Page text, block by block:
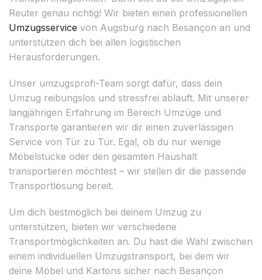
Reuter genau richtig! Wir bieten einen professionellen
Umzugsservice von Augsburg nach Besançon an und
unterstützen dich bei allen logistischen
Herausforderungen.
Unser umzugsprofi-Team sorgt dafür, dass dein
Umzug reibungslos und stressfrei abläuft. Mit unserer
langjährigen Erfahrung im Bereich Umzüge und
Transporte garantieren wir dir einen zuverlässigen
Service von Tür zu Tür. Egal, ob du nur wenige
Möbelstücke oder den gesamten Haushalt
transportieren möchtest – wir stellen dir die passende
Transportlösung bereit.
Um dich bestmöglich bei deinem Umzug zu
unterstützen, bieten wir verschiedene
Transportmöglichkeiten an. Du hast die Wahl zwischen
einem individuellen Umzugstransport, bei dem wir
deine Möbel und Kartons sicher nach Besançon